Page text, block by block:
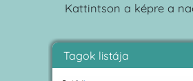
Kattintson a képre a
Tagok listája